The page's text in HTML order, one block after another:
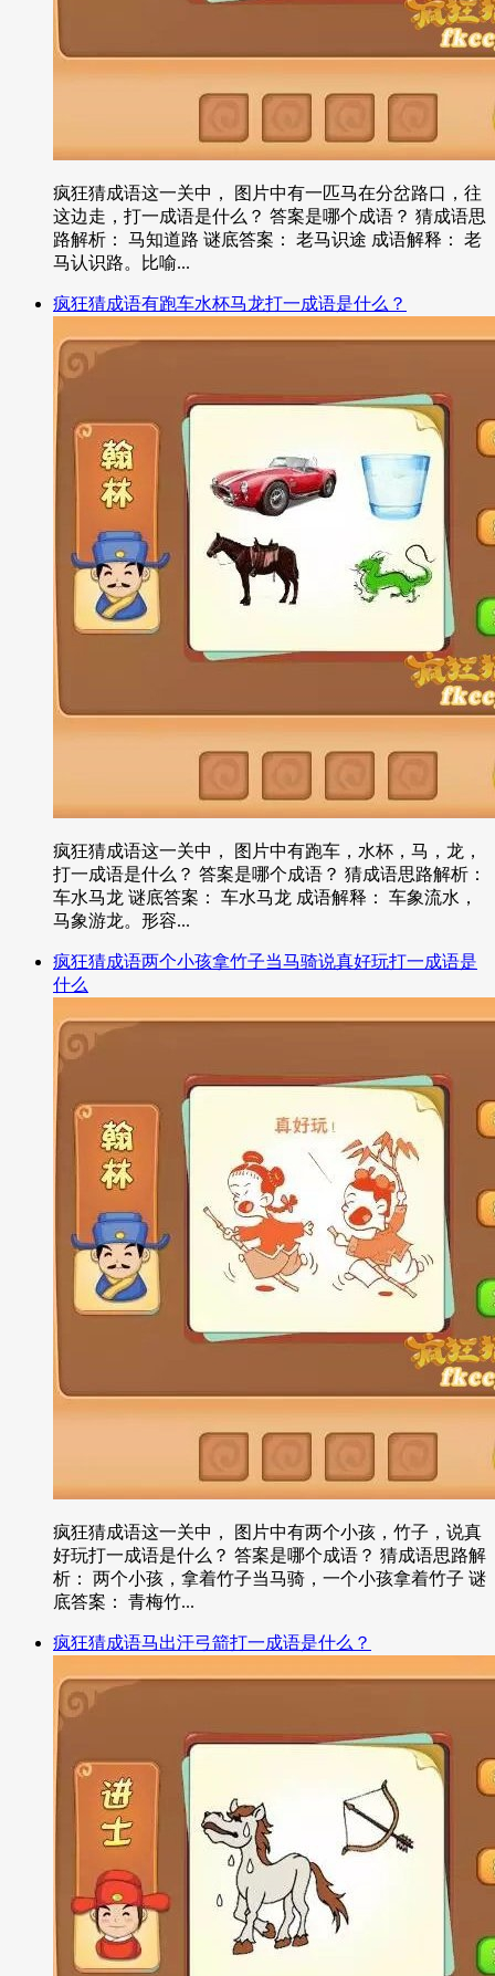
疯狂猜成语这一关中， 图片中有一匹马在分岔路口，往
这边走，打一成语是什么？ 答案是哪个成语？ 猜成语思
路解析： 马知道路 谜底答案： 老马识途 成语解释： 老
马认识路。比喻...
疯狂猜成语有跑车水杯马龙打一成语是什么？
疯狂猜成语这一关中， 图片中有跑车，水杯，马，龙，
打一成语是什么？ 答案是哪个成语？ 猜成语思路解析：
车水马龙 谜底答案： 车水马龙 成语解释： 车象流水，
马象游龙。形容...
疯狂猜成语两个小孩拿竹子当马骑说真好玩打一成语是
什么
疯狂猜成语这一关中， 图片中有两个小孩，竹子，说真
好玩打一成语是什么？ 答案是哪个成语？ 猜成语思路解
析： 两个小孩，拿着竹子当马骑，一个小孩拿着竹子 谜
底答案： 青梅竹...
疯狂猜成语马出汗弓箭打一成语是什么？